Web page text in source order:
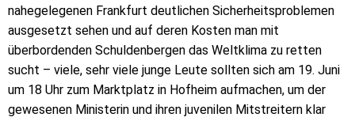
nahegelegenen Frankfurt deutlichen Sicherheitsproblemen
ausgesetzt sehen und auf deren Kosten man mit
überbordenden Schuldenbergen das Weltklima zu retten
sucht – viele, sehr viele junge Leute sollten sich am 19. Juni
um 18 Uhr zum Marktplatz in Hofheim aufmachen, um der
gewesenen Ministerin und ihren juvenilen Mitstreitern klar